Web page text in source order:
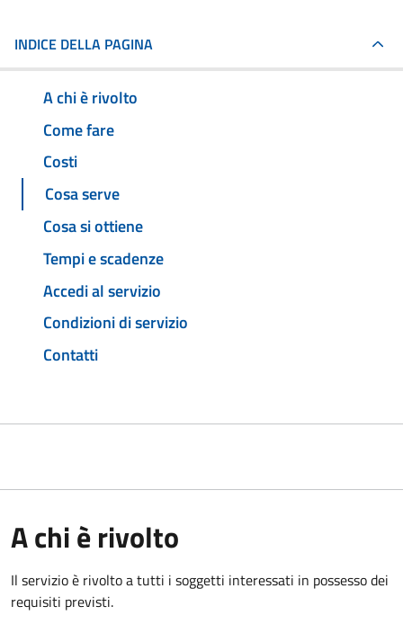
INDICE DELLA PAGINA
A chi è rivolto
Come fare
Costi
Cosa serve
Cosa si ottiene
Tempi e scadenze
Accedi al servizio
Condizioni di servizio
Contatti
A chi è rivolto
Il servizio è rivolto a tutti i soggetti interessati in possesso dei
requisiti previsti.